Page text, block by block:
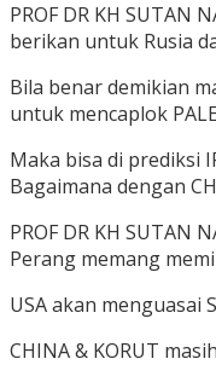
PROF DR KH SUTAN
berikan untuk Rusia
Bila benar demikian
untuk mencaplok
Maka bisa di prediksi
Bagaimana dengan
PROF DR KH
Perang memang
USA akan
CHINA & KORUT